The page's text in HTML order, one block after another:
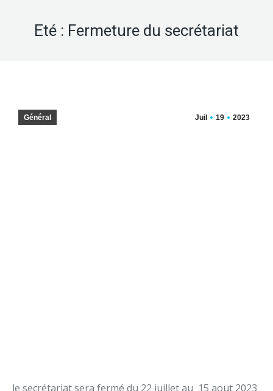
Eté : Fermeture du secrétariat
Juil 19 2023
Général
le secrétariat sera fermé du 22 juillet au 15 aout 2023